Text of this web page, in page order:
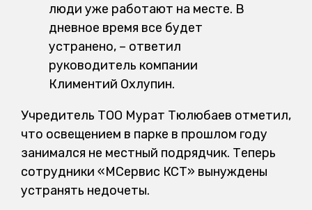
люди уже работают на месте. В
дневное время все будет
устранено, – ответил
руководитель компании
Климентий Охлупин.
Учредитель ТОО Мурат Тюлюбаев отметил,
что освещением в парке в прошлом году
занимался не местный подрядчик. Теперь
сотрудники «МСервис КСТ» вынуждены
устранять недочеты.